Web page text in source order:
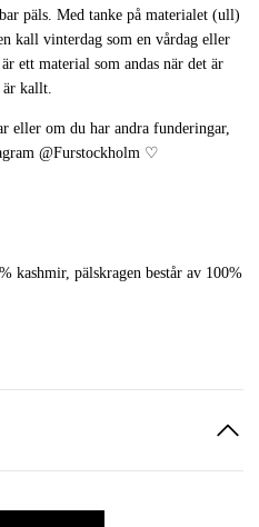
päls. Med tanke på materialet (ull)
kall vinterdag som en vårdag eller
ett material som andas när det är
kallt.
eller om du har andra funderingar,
@Furstockholm ♡
kashmir, pälskragen består av 100%